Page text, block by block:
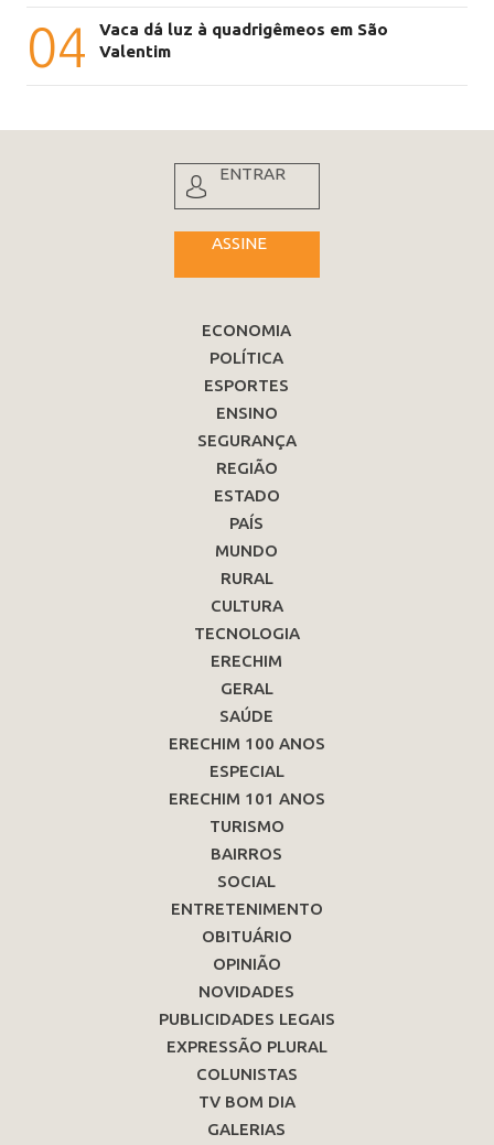
04
Vaca dá luz à quadrigêmeos em São
Valentim
ENTRAR
ASSINE
ECONOMIA
POLÍTICA
ESPORTES
ENSINO
SEGURANÇA
REGIÃO
ESTADO
PAÍS
MUNDO
RURAL
CULTURA
TECNOLOGIA
ERECHIM
GERAL
SAÚDE
ERECHIM 100 ANOS
ESPECIAL
ERECHIM 101 ANOS
TURISMO
BAIRROS
SOCIAL
ENTRETENIMENTO
OBITUÁRIO
OPINIÃO
NOVIDADES
PUBLICIDADES LEGAIS
EXPRESSÃO PLURAL
COLUNISTAS
TV BOM DIA
GALERIAS